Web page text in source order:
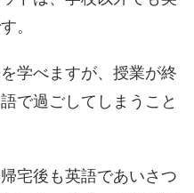
。
学べますが、授業が終
で過ごしてしまうこと
宅後も英語であいさつ